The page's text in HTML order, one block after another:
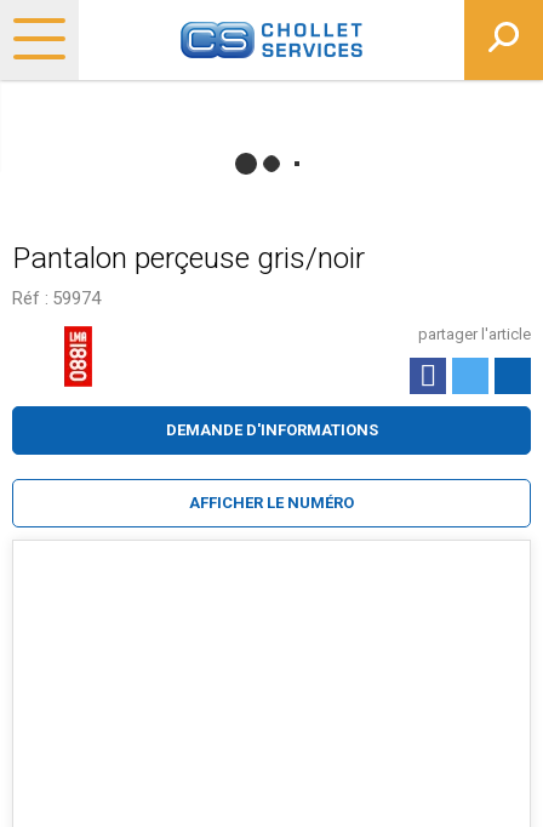
Pantalon perçeuse gris/noir
Réf : 59974
partager l'article
DEMANDE D'INFORMATIONS
AFFICHER LE NUMÉRO